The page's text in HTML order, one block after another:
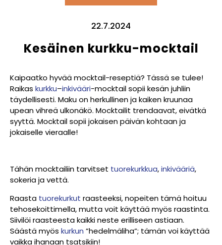
22.7.2024
Kesäinen kurkku-mocktail
Kaipaatko hyvää mocktail-reseptiä? Tässä se tulee!
Raikas kurkku–inkivääri-mocktail sopii kesän juhliin
täydellisesti. Maku on herkullinen ja kaiken kruunaa
upean vihreä ulkonäkö. Mocktailit trendaavat, eivätkä
syyttä. Mocktail sopii jokaisen päivän kohtaan ja
jokaiselle vieraalle!
Tähän mocktailiin tarvitset tuorekurkkua,inkivääriä,
sokeria ja vettä.
Raasta tuorekurkut raasteeksi, nopeiten tämä hoituu
tehosekoittimella, mutta voit käyttää myös raastinta.
Siivilöi raasteesta kaikki neste erilliseen astiaan.
Säästä myös kurkun ”hedelmäliha”; tämän voi käyttää
vaikka ihanaan tsatsikiin!